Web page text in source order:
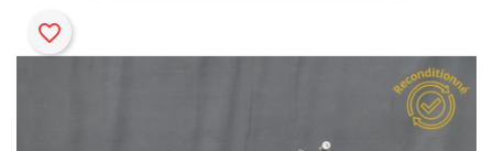
favorite_border